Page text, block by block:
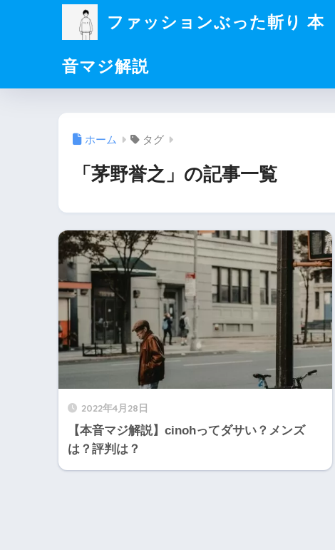
ファッションぶった斬り 本
音マジ解説
ホーム タグ
「茅野誉之」の記事一覧
2022年4月28日
【本音マジ解説】cinohってダサい？メンズ
は？評判は？